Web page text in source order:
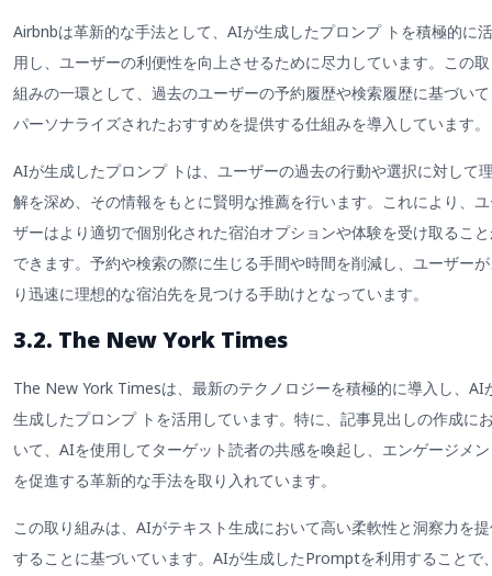
Airbnbは革新的な手法として、AIが生成したプロンプ トを積極的に活
用し、ユーザーの利便性を向上させるために尽力しています。この
組みの一環として、過去のユーザーの予約履歴や検索履歴に基づい
パーソナライズされたおすすめを提供する仕組みを導入しています。
AIが生成したプロンプ トは、ユーザーの過去の行動や選択に対して
解を深め、その情報をもとに賢明な推薦を行います。これにより、
ザーはより適切で個別化された宿泊オプションや体験を受け取るこ
できます。予約や検索の際に生じる手間や時間を削減し、ユーザー
り迅速に理想的な宿泊先を見つける手助けとなっています。
3.2. The New York Times
The New York Timesは、最新のテクノロジーを積極的に導入し、AI
生成したプロンプ トを活用しています。特に、記事見出しの作成に
いて、AIを使用してターゲット読者の共感を喚起し、エンゲージメ
を促進する革新的な手法を取り入れています。
この取り組みは、AIがテキスト生成において高い柔軟性と洞察力を
することに基づいています。AIが生成したPromptを利用することで